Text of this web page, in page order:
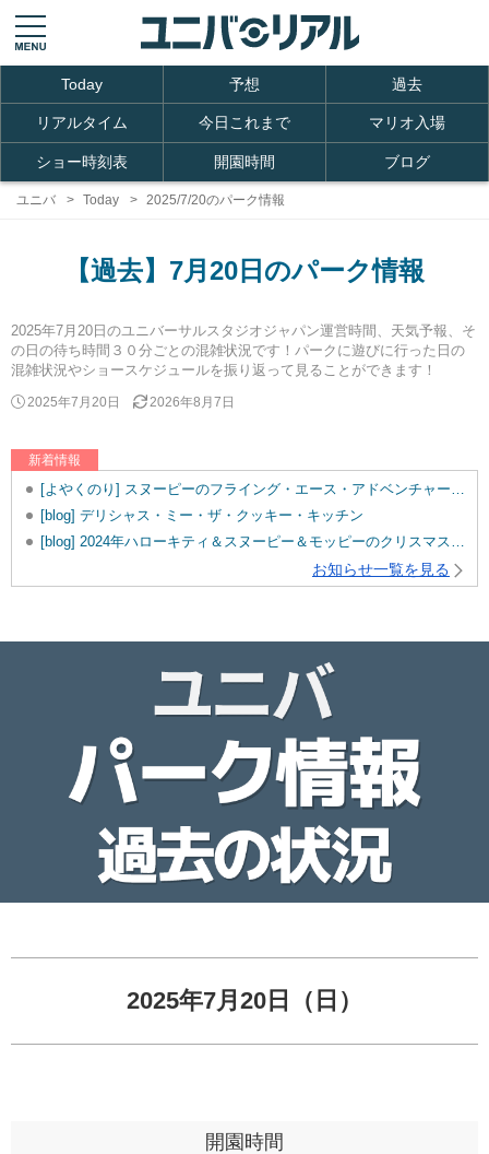
Today 予想 過去
リアルタイム 今日これまで マリオ入場
ショー時刻表 開園時間 ブログ
ユニバ Today 2025/7/20のパーク情報
【過去】7月20日のパーク情報
2025年7月20日のユニバーサルスタジオジャパン運営時間、天気予報、そ
の日の待ち時間３０分ごとの混雑状況です！パークに遊びに行った日の
混雑状況やショースケジュールを振り返って見ることができます！
2025年7月20日 2026年8月7日
新着情報
[よやくのり] スヌーピーのフライング・エース・アドベンチャーを追加しました。
[blog] デリシャス・ミー・ザ・クッキー・キッチン
[blog] 2024年ハローキティ＆スヌーピー＆モッピーのクリスマスグッズ♡
お知らせ一覧を見る
2025年7月20日（日）
開園時間